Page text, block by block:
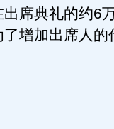
席典礼的约6
增加出席人的